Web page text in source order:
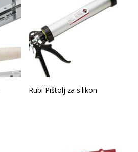
Rubi Pištolj za silikon